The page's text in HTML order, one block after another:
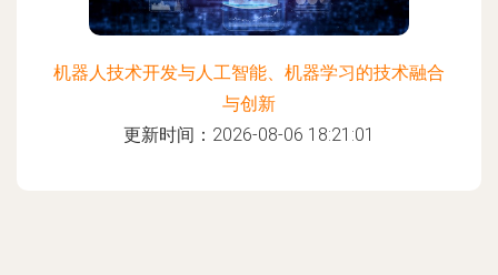
机器人技术开发与人工智能、机器学习的技术融合
与创新
更新时间：2026-08-06 18:21:01